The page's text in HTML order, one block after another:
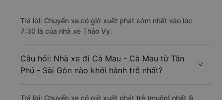
Trả lời: Chuyến xe có giờ xuất phát sớm nhất vào lúc
7:30 là của nhà xe Thảo Vy.
Câu hỏi: Nhà xe đi Cà Mau - Cà Mau từ Tân
Phú - Sài Gòn nào khởi hành trễ nhất?
Trả lời: Chuyến xe có giờ xuất phát trễ (muộn) nhất là